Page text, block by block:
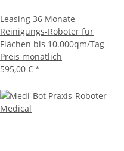
Leasing 36 Monate
Reinigungs-Roboter für
Flächen bis 10.000qm/Tag -
Preis monatlich
595,00 € *